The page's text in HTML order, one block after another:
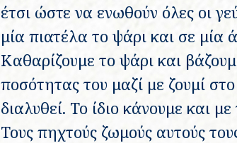
έτσι ώστε να ενωθούν όλες οι
μία πιατέλα το ψάρι και σε μία
Καθαρίζουμε το ψάρι και
ποσότητας του μαζί με ζουμί
διαλυθεί. Το ίδιο κάνουμε και
Τους πηχτούς ζωμούς αυτούς